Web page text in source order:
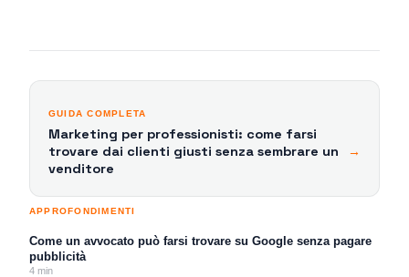
GUIDA COMPLETA
Marketing per professionisti: come farsi
trovare dai clienti giusti senza sembrare un
venditore
→
APPROFONDIMENTI
Come un avvocato può farsi trovare su Google senza pagare
pubblicità
4 min